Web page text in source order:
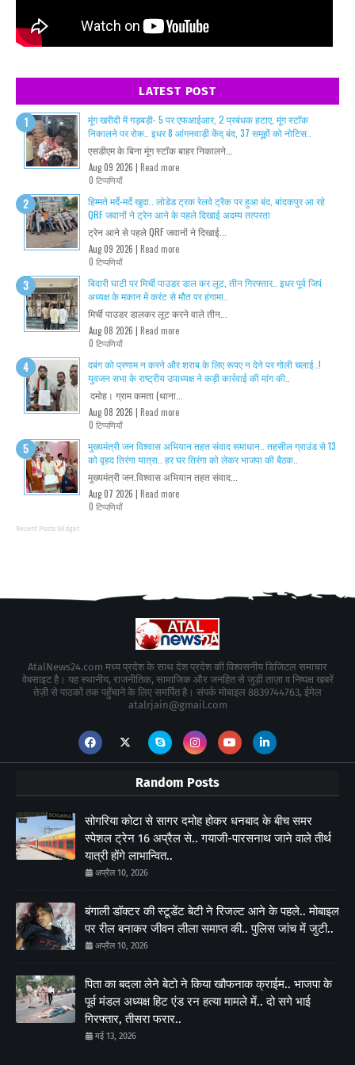
LATEST POST
मूंग खरीदी में गड़बड़ी- 5 पर एफआईआर, 2 प्रबंधक हटाए, मूंग स्टॉक
निकालने पर रोक.. इधर 8 आंगनवाड़ी केंद् बंद, 37 समूहों को नोटिस..
एसडीएम के बिना मूंग स्टॉक बाहर निकालने...
Aug 09 2026 | Read more
0 टिप्पणियाँ
हिम्मते मर्दे-मर्दे खुदा.. लोडेड ट्रक रेलवे ट्रैक पर हुआ बंद, बांदकपुर आ रहे
QRF जवानों ने ट्रेन आने के पहले दिखाई अदम्य तत्परता
ट्रेन आने से पहले QRF जवानों ने दिखाई...
Aug 09 2026 | Read more
0 टिप्पणियाँ
बिदारी घाटी पर मिर्ची पाउडर डाल कर लूट, तीन गिरफ्तार.. इधर पूर्व जिपं
अध्यक्ष के मकान में करंट से मौत पर हंगामा..
मिर्ची पाउडर डालकर लूट करने वाले तीन...
Aug 08 2026 | Read more
0 टिप्पणियाँ
दबंग को प्रणाम न करने और शराब के लिए रूपए न देने पर गोली चलाई..!
युवजन सभा के राष्ट्रीय उपाध्यक्ष ने कड़ी कार्रवाई की मांग की..
दमोह। ग्राम कमता (थाना...
Aug 08 2026 | Read more
0 टिप्पणियाँ
मुख्यमंत्री जन विश्वास अभियान तहत संवाद समाधान.. तहसील ग्राउंड से 13
को वृहद तिरंगा यात्रा.. हर घर तिरंगा को लेकर भाजपा की बैठक..
मुख्यमंत्री जन.विश्वास अभियान तहत संवाद...
Aug 07 2026 | Read more
0 टिप्पणियाँ
Recent Posts Widget
AtalNews24.com मध्य प्रदेश के साथ देश प्रदेश की विश्वसनीय डिजिटल समाचार
वेबसाइट है। यह स्थानीय, राजनीतिक, सामाजिक और जनहित से जुड़ी ताज़ा व निष्पक्ष खबरें
तेज़ी से पाठकों तक पहुँचाने के लिए समर्पित है। संपर्क मोबाइल 8839744763, ईमेल
atalrjain@gmail.com
Random Posts
सोगरिया कोटा से सागर दमोह होकर धनबाद के बीच समर
स्पेशल ट्रेन 16 अप्रैल से.. गयाजी-पारसनाथ जाने वाले तीर्थ
यात्री होंगे लाभान्वित..
अप्रैल 10, 2026
बंगाली डॉक्टर की स्टूडेंट बेटी ने रिजल्ट आने के पहले.. मोबाइल
पर रील बनाकर जीवन लीला समाप्त की.. पुलिस जांच में जुटी..
अप्रैल 10, 2026
पिता का बदला लेने बेटो ने किया खौफनाक क्राईम.. भाजपा के
पूर्व मंडल अध्यक्ष हिट एंड रन हत्या मामले में.. दो सगे भाई
गिरफ्तार, तीसरा फरार..
मई 13, 2026